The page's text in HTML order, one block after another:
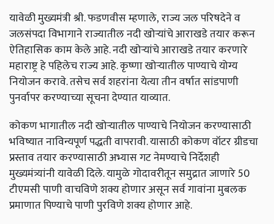
यावेळी मुख्यमंत्री श्री. फडणवीस म्हणाले, राज्य जल परिषदेने व
जलसंपदा विभागाने राज्यातील नदी खोऱ्यांचे आराखडे तयार करून
ऐतिहासिक काम केले आहे. नदी खोऱ्यांचे आराखडे तयार करणारे
महाराष्ट्र हे पहिलेच राज्य आहे. कृष्णा खोऱ्यातील पाण्याचे योग्य
नियोजन करावे. तसेच सर्व शहरांना येत्या तीन वर्षात सांडपाणी
पुनर्वापर करण्याच्या सूचना देण्यात याव्यात.
कोकण भागातील नदी खोऱ्यातील पाण्याचे नियोजन करण्यासाठी
भविष्यात नाविन्यपूर्ण पद्धती वापरावी. यासाठी कोकण वॉटर ग्रीडचा
प्रस्ताव तयार करण्यासाठी अभ्यास गट नेमण्याचे निर्देशही
मुख्यमंत्र्यांनी यावेळी दिले. यामुळे गोदावरीतून समुद्रात जाणारे 50
टीएमसी पाणी वाचविणे शक्य होणार असून सर्व गावांना मुबलक
प्रमाणात पिण्याचे पाणी पुरविणे शक्य होणार आहे.